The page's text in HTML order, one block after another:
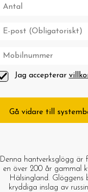
Jag accepterar
Gå vidare till
Denna hantverksglögg är
en över 200 år gammal
Hälsingland. Glöggens
kryddiga inslag av